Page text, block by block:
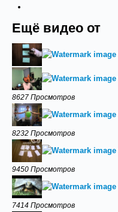
Ещё видео от
8627 Просмотров
8232 Просмотров
9450 Просмотров
7414 Просмотров